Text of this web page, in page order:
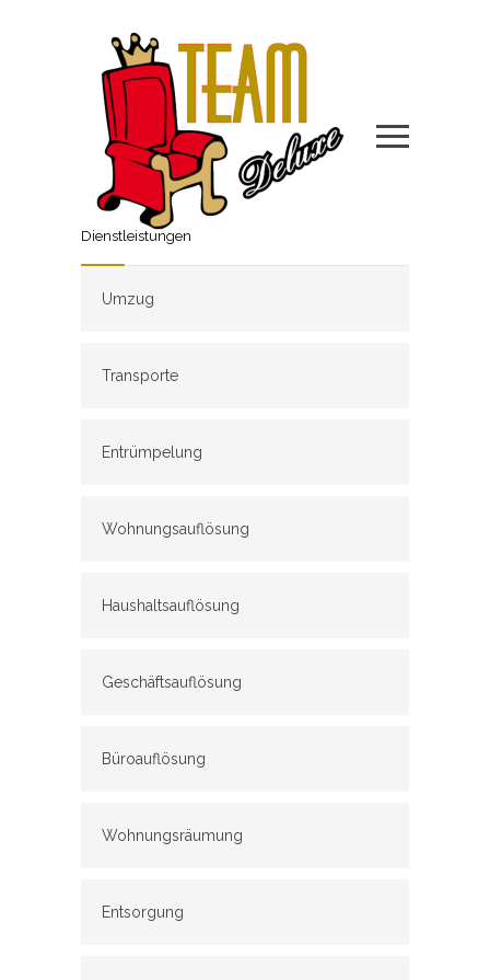
Dienstleistungen
Umzug
Transporte
Entrümpelung
Wohnungsauflösung
Haushaltsauflösung
Geschäftsauflösung
Büroauflösung
Wohnungsräumung
Entsorgung